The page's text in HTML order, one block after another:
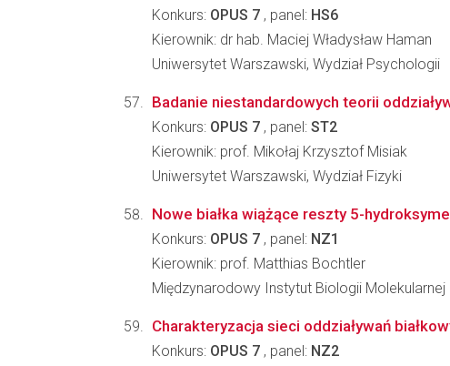
Konkurs: OPUS 7 , panel: HS6
Kierownik: dr hab. Maciej Władysław Haman
Uniwersytet Warszawski, Wydział Psychologii
Badanie niestandardowych teorii
Konkurs: OPUS 7 , panel: ST2
Kierownik: prof. Mikołaj Krzysztof Misiak
Uniwersytet Warszawski, Wydział Fizyki
Nowe białka wiążące reszty 5-
Konkurs: OPUS 7 , panel: NZ1
Kierownik: prof. Matthias Bochtler
Międzynarodowy Instytut Biologii
Charakteryzacja sieci oddziaływań
Konkurs: OPUS 7 , panel: NZ2